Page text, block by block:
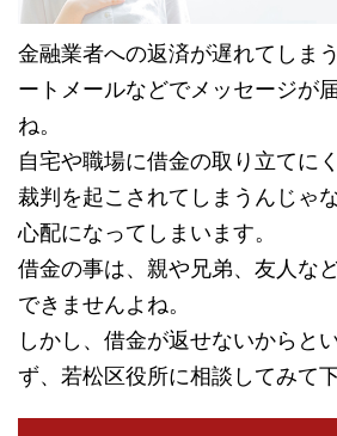
金融業者への返済が遅れてしま
ートメールなどでメッセージが
ね。
自宅や職場に借金の取り立てに
裁判を起こされてしまうんじゃ
心配になってしまいます。
借金の事は、親や兄弟、友人な
できませんよね。
しかし、借金が返せないからと
ず、若松区役所に相談してみて下